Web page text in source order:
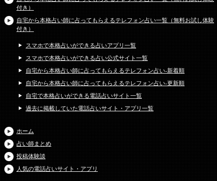
付き）
自宅から本格占い師に占ってもらえるテレフォン占い一覧（無料お試し体験
付き）
スマホで本格占いができる占いアプリ一覧
スマホで本格占いができる占い公式サイト一覧
自宅から本格占い師に占ってもらえるテレフォン占い-新着順
自宅から本格占い師に占ってもらえるテレフォン占い-更新順
自宅で本格占いができる電話占いサイト一覧
過去に掲載していた電話占いサイト・アプリ一覧
ホーム
占い師まとめ
投稿体験談
人気の電話占いサイト・アプリ